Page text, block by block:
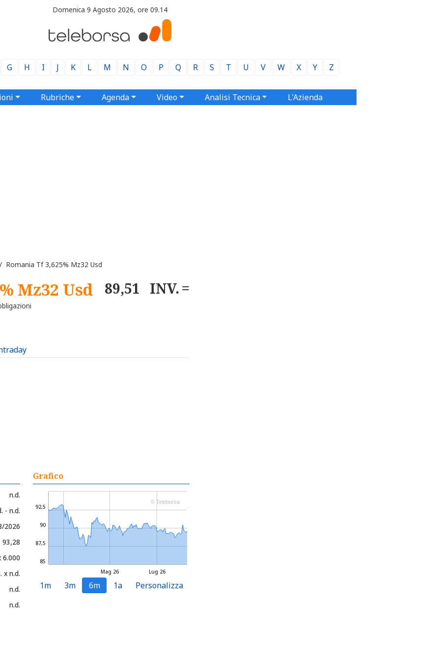
Domenica 9 Agosto 2026, ore 09.14
G H I J K L M N O P Q R S T U V W X Y Z
Rubriche Agenda Video Analisi Tecnica L'Azienda
Tf 3,625% Mz32 Usd
Mz32 Usd 89,51 INV.
n.d.
- n.d.
2026
93,28
6.000
x n.d.
n.d.
n.d.
Grafico
Lug 26
Mag 26
85
87,5
90
92,5
© Teleborsa
1m 3m 6m 1a Personalizza